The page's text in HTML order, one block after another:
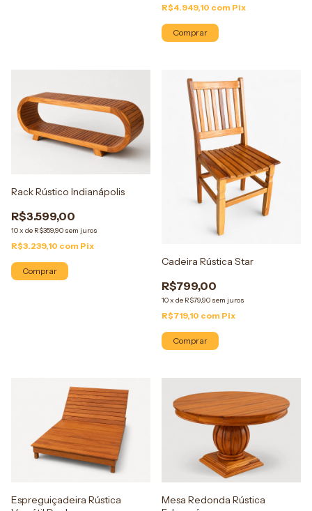
R$4.949,10 com Pix
Comprar
Rack Rústico Indianápolis
R$3.599,00
10x de R$359,90 sem juros
R$3.239,10 com Pix
Comprar
Cadeira Rústica Star
R$799,00
10x de R$79,90 sem juros
R$719,10 com Pix
Comprar
Espreguiçadeira Rústica
Mesa Redonda Rústica